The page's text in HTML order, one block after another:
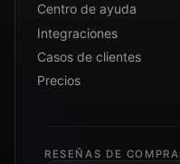
Centro de ayuda
Integraciones
Casos de clientes
Precios
RESEÑAS DE